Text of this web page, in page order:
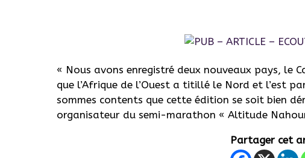
« Nous avons enregistré deux nouveaux pays, le
que l’Afrique de l’Ouest a titillé le Nord et l’est
sommes contents que cette édition se soit bien
organisateur du semi-marathon « Altitude
Partager cet